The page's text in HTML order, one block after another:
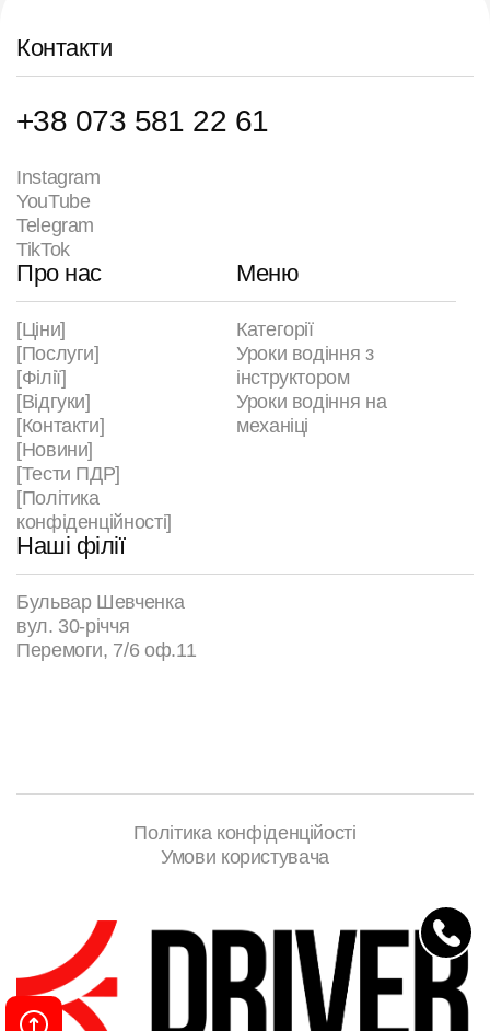
Контакти
+38 073 581 22 61
Instagram
YouTube
Telegram
TikTok
Про нас
[Ціни]
[Послуги]
[Філії]
[Відгуки]
[Контакти]
[Новини]
[Тести ПДР]
[Політика
конфіденційності]
Меню
Категорії
Уроки водіння з
інструктором
Уроки водіння на
механіці
Наші філії
Бульвар Шевченка
вул. 30-річчя
Перемоги, 7/6 оф.11
Політика конфіденційості
Умови користувача